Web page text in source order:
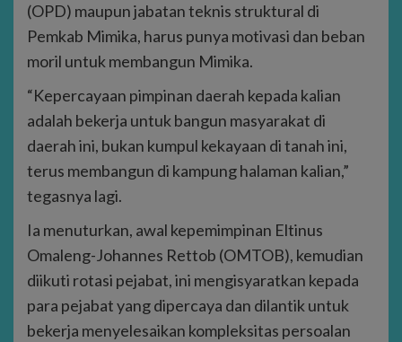
(OPD) maupun jabatan teknis struktural di
Pemkab Mimika, harus punya motivasi dan beban
moril untuk membangun Mimika.
“Kepercayaan pimpinan daerah kepada kalian
adalah bekerja untuk bangun masyarakat di
daerah ini, bukan kumpul kekayaan di tanah ini,
terus membangun di kampung halaman kalian,”
tegasnya lagi.
Ia menuturkan, awal kepemimpinan Eltinus
Omaleng-Johannes Rettob (OMTOB), kemudian
diikuti rotasi pejabat, ini mengisyaratkan kepada
para pejabat yang dipercaya dan dilantik untuk
bekerja menyelesaikan kompleksitas persoalan